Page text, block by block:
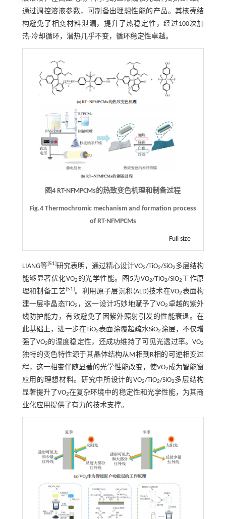
通过调控溶液参数，可制备出理想性能的产品。其核壳结
构避免了相变材料泄漏，提升了热稳定性，经过100次加
热-冷却循环，潜热几乎不变，循环稳定性卓越。
图4 RT-NFMPCMs的热致变色机理和制备过程
Fig.4 Thermochromic mechanism and formation process
of RT-NFMPCMs
Full size
LIANG等[ 51 研究表明，通过精心设计VO2/TiO2/SiO2多层结构
能够显著优化VO2 的光学性能。 图5为VO2/TiO2/SiO2工作原
理和制备工艺 51 。利用原子层沉积(ALD)技术在VO2表面构
建一层非晶态TiO2 ，这一设计巧妙地赋予了VO2卓越的紫外
线防护能力，有效避免了因紫外照射引发的性能衰退。在
此基础上，进一步在TiO2表面涂覆超疏水SiO2涂层，不仅增
强了VO2的湿度稳定性，还成功维持了可见光透过率。VO2
独特的变色特性源于其晶体结构从M相到R相的可逆相变过
程，这一相变伴随显著的光学性能改变，使VO2成为智能窗
应用的理想材料。研究中所设计的VO2/TiO2/SiO2多层结构
显著提升了VO2在复杂环境中的稳定性和光学性能，为其商
业化应用提供了有力的技术支撑。